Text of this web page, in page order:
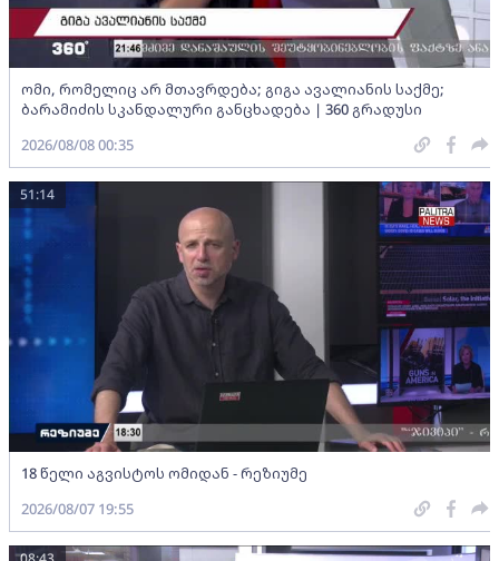
ომი, რომელიც არ მთავრდება; გიგა ავალიანის საქმე;
ბარამიძის სკანდალური განცხადება | 360 გრადუსი
2026/08/08 00:35
18 წელი აგვისტოს ომიდან - რეზიუმე
51:14
2026/08/07 19:55